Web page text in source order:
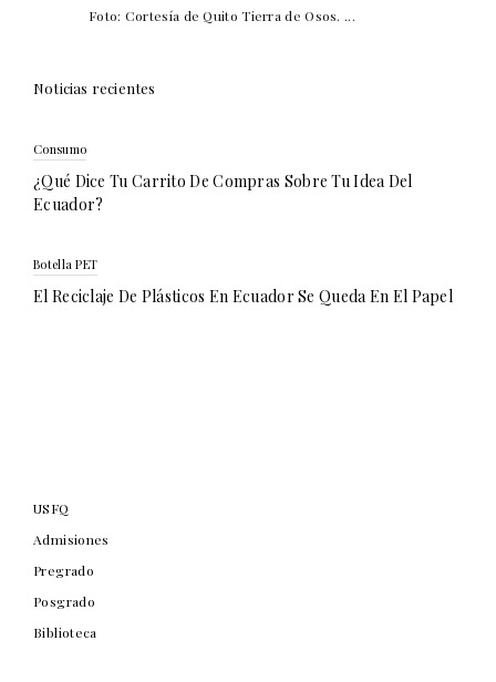
Foto: Cortesía de Quito Tierra de Osos. ...
Noticias recientes
Consumo
¿Qué Dice Tu Carrito De Compras Sobre Tu Idea Del
Ecuador?
Botella PET
El Reciclaje De Plásticos En Ecuador Se Queda En El Papel
USFQ
Admisiones
Pregrado
Posgrado
Biblioteca